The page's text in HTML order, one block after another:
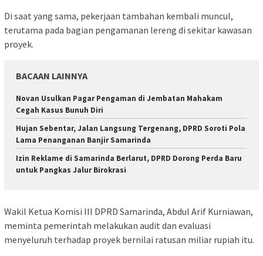
Di saat yang sama, pekerjaan tambahan kembali muncul,
terutama pada bagian pengamanan lereng di sekitar kawasan
proyek.
BACAAN LAINNYA
Novan Usulkan Pagar Pengaman di Jembatan Mahakam
Cegah Kasus Bunuh Diri
Hujan Sebentar, Jalan Langsung Tergenang, DPRD Soroti Pola
Lama Penanganan Banjir Samarinda
Izin Reklame di Samarinda Berlarut, DPRD Dorong Perda Baru
untuk Pangkas Jalur Birokrasi
Wakil Ketua Komisi III DPRD Samarinda, Abdul Arif Kurniawan,
meminta pemerintah melakukan audit dan evaluasi
menyeluruh terhadap proyek bernilai ratusan miliar rupiah itu.